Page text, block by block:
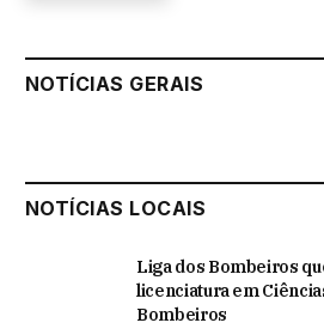
NOTÍCIAS GERAIS
NOTÍCIAS LOCAIS
Liga dos Bombeiros
licenciatura em
Bombeiros